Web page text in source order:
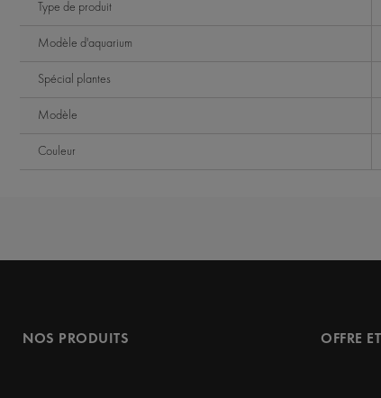
Type de produit
Modèle d'aquarium
Spécial plantes
Modèle
Couleur
NOS PRODUITS OFFRE